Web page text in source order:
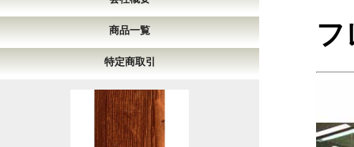
商品一覧
特定商取引